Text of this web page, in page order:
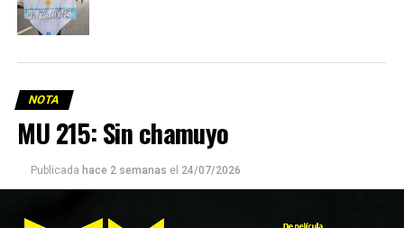
NOTA
MU 215: Sin chamuyo
Publicada hace 2 semanas el 24/07/2026